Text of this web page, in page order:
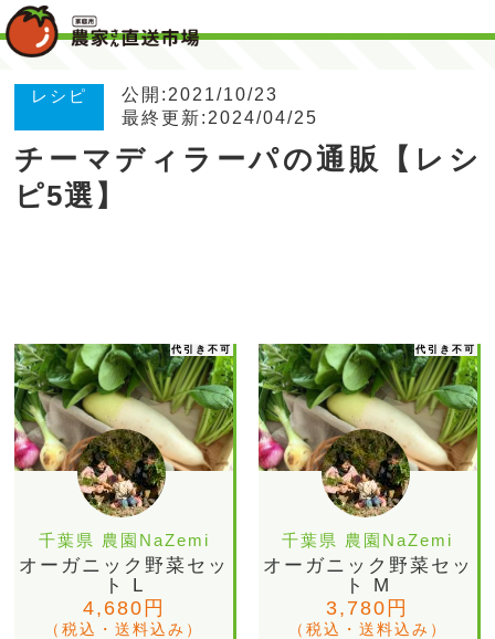
レシピ
公開:2021/10/23
最終更新:2024/04/25
チーマディラーパの通販【レシ
ピ5選】
代引き不可
千葉県 農園NaZemi
オーガニック野菜セッ
ト L
4,680円
（税込・送料込み）
代引き不可
千葉県 農園NaZemi
オーガニック野菜セッ
ト M
3,780円
（税込・送料込み）